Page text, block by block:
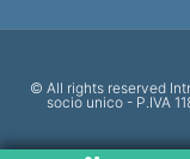
© All rights reserved
socio unico - P.IVA